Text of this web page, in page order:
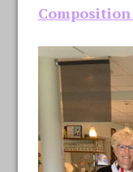
Composition